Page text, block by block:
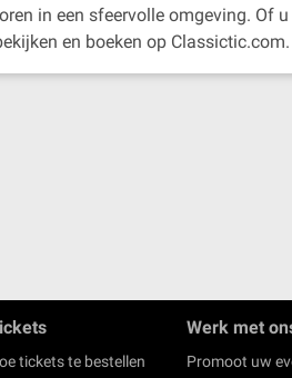
in een sfeervolle omgeving. Of u
en boeken op Classictic.com.
tickets te bestellen
Werk met
Promoot uw